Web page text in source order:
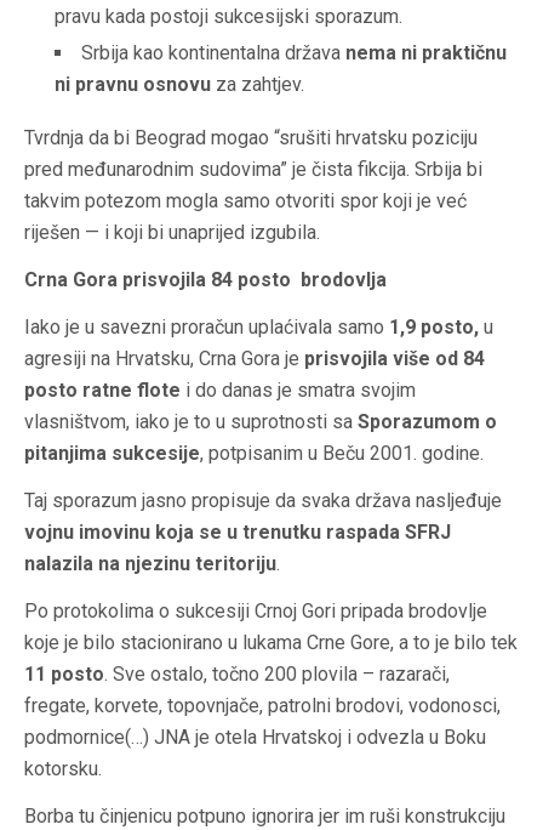
pravu kada postoji sukcesijski sporazum.
Srbija kao kontinentalna država nema ni praktičnu
ni pravnu osnovu za zahtjev.
Tvrdnja da bi Beograd mogao “srušiti hrvatsku poziciju
pred međunarodnim sudovima” je čista fikcija. Srbija bi
takvim potezom mogla samo otvoriti spor koji je već
riješen — i koji bi unaprijed izgubila.
Crna Gora prisvojila 84 posto brodovlja
Iako je u savezni proračun uplaćivala samo 1,9 posto, u
agresiji na Hrvatsku, Crna Gora je prisvojila više od 84
posto ratne flote i do danas je smatra svojim
vlasništvom, iako je to u suprotnosti sa Sporazumom o
pitanjima sukcesije, potpisanim u Beču 2001. godine.
Taj sporazum jasno propisuje da svaka država nasljeđuje
vojnu imovinu koja se u trenutku raspada SFRJ
nalazila na njezinu teritoriju.
Po protokolima o sukcesiji Crnoj Gori pripada brodovlje
koje je bilo stacionirano u lukama Crne Gore, a to je bilo tek
11 posto. Sve ostalo, točno 200 plovila – razarači,
fregate, korvete, topovnjače, patrolni brodovi, vodonosci,
podmornice(…) JNA je otela Hrvatskoj i odvezla u Boku
kotorsku.
Borba tu činjenicu potpuno ignorira jer im ruši konstrukciju